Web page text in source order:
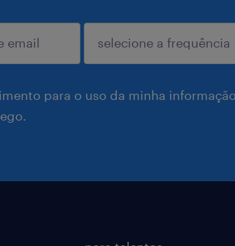
para o uso da minha